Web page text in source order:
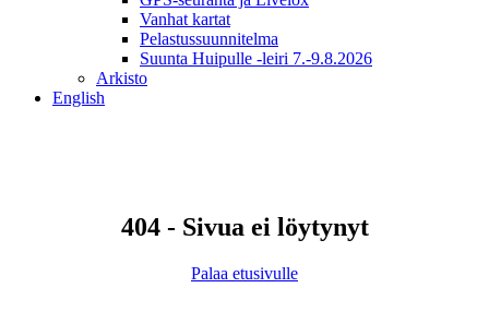
Vanhat kartat
Pelastussuunnitelma
Suunta Huipulle -leiri 7.-9.8.2026
Arkisto
English
404 - Sivua ei löytynyt
Palaa etusivulle